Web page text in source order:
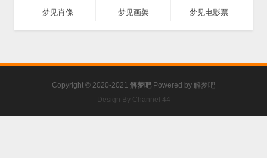
梦见肖像
梦见画架 梦见电影票
Copyright © 2020-2021 解梦吧 Powered by 解梦吧
Design By Channel 44